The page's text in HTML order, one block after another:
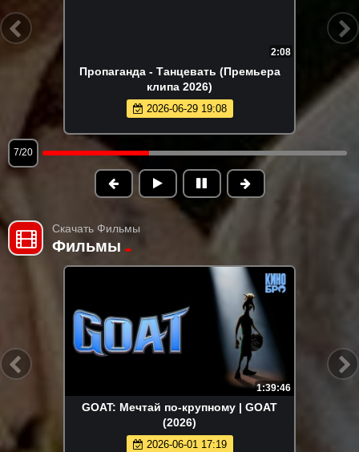
Пропаганда - Танцевать (Премьера
2026-06-29 19:08
8/20
Скачать Фильмы
Фильмы
1:39:46
GOAT: Мечтай по-крупному | GOAT
(2026)
2026-06-01 17:19